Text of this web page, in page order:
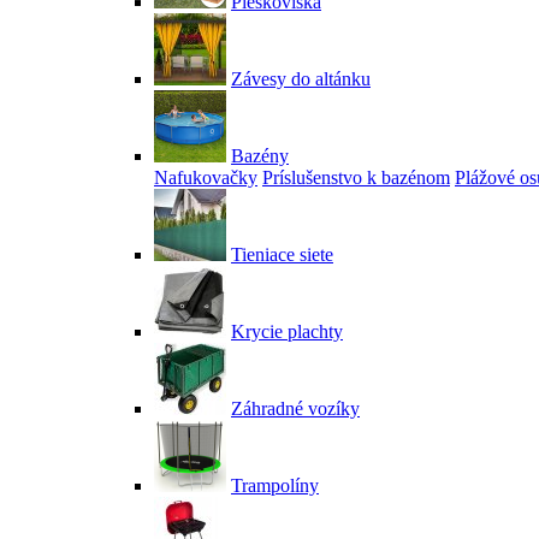
Závesy do altánku
Bazény
Nafukovačky Príslušenstvo k bazénom Plážové
Tieniace siete
Krycie plachty
Záhradné vozíky
Trampolíny